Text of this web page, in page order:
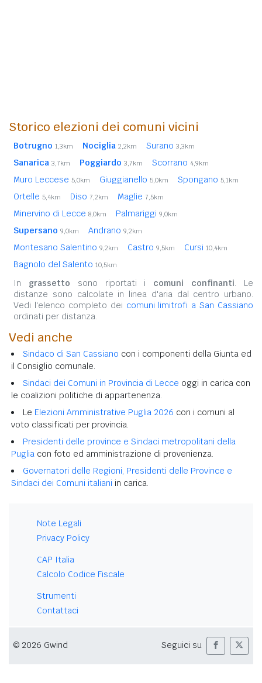
Storico elezioni dei comuni vicini
Botrugno 1,3km Nociglia 2,2km Surano 3,3km
Sanarica 3,7km Poggiardo 3,7km Scorrano 4,9km
Muro Leccese 5,0km Giuggianello 5,0km Spongano 5,1km
Ortelle 5,4km Diso 7,2km Maglie 7,5km
Minervino di Lecce 8,0km Palmariggi 9,0km
Supersano 9,0km Andrano 9,2km
Montesano Salentino 9,2km Castro 9,5km Cursi 10,4km
Bagnolo del Salento 10,5km
In grassetto sono riportati i comuni confinanti. Le
distanze sono calcolate in linea d'aria dal centro urbano.
Vedi l'elenco completo dei comuni limitrofi a San Cassiano
ordinati per distanza.
Vedi anche
Sindaco di San Cassiano con i componenti della Giunta ed
il Consiglio comunale.
Sindaci dei Comuni in Provincia di Lecce oggi in carica con
le coalizioni politiche di appartenenza.
Le Elezioni Amministrative Puglia 2026 con i comuni al
voto classificati per provincia.
Presidenti delle province e Sindaci metropolitani della
Puglia con foto ed amministrazione di provenienza.
Governatori delle Regioni, Presidenti delle Province e
Sindaci dei Comuni italiani in carica.
Note Legali
Privacy Policy
CAP Italia
Calcolo Codice Fiscale
Strumenti
Contattaci
© 2026 Gwind Seguici su